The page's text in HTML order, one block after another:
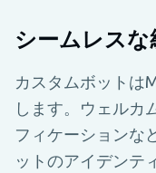
シームレスな
カスタムボットは
します。ウェルカ
フィケーションな
ットのアイデンテ